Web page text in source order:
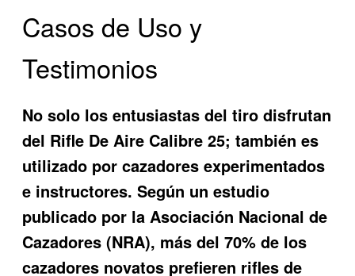
Casos de Uso y
Testimonios
No solo los entusiastas del tiro disfrutan
del Rifle De Aire Calibre 25; también es
utilizado por cazadores experimentados
e instructores. Según un estudio
publicado por la Asociación Nacional de
Cazadores (NRA), más del 70% de los
cazadores novatos prefieren rifles de